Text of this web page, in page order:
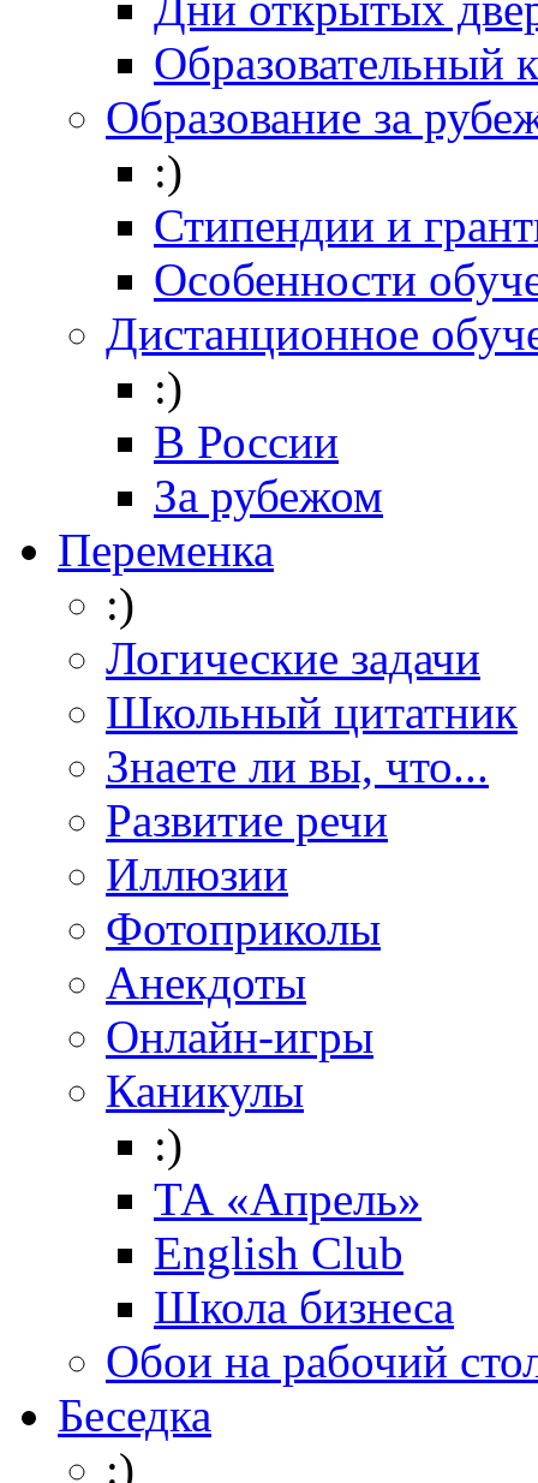
Образовательный
Образование за
:)
Стипендии и
Особенности
Дистанционное
:)
В России
За рубежом
Переменка
:)
Логические задачи
Школьный цитатник
Знаете ли вы, что...
Развитие речи
Иллюзии
Фотоприколы
Анекдоты
Онлайн-игры
Каникулы
:)
ТА «Апрель»
English Club
Школа бизнеса
Обои на рабочий
Беседка
:)